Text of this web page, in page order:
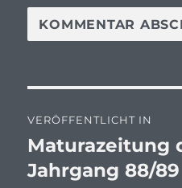
VERÖFFENTLICHT IN
Maturazeitung
Jahrgang 88/89